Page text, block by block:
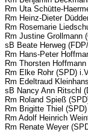
Rm Uta Schütte-
Rm Heinz-Dieter
Rm Rosemarie
Rm Justine Grollmann
sB Beate Herweg
Rm Hans-Peter
Rm Thorsten Hoffmann
Rm Elke Rohr (SPD)
Rm Edeltraud
sB Nancy Ann Ritschl
Rm Roland Spieß
Rm Brigitte Thiel (SPD)
Rm Adolf Heinrich
Rm Renate Weyer